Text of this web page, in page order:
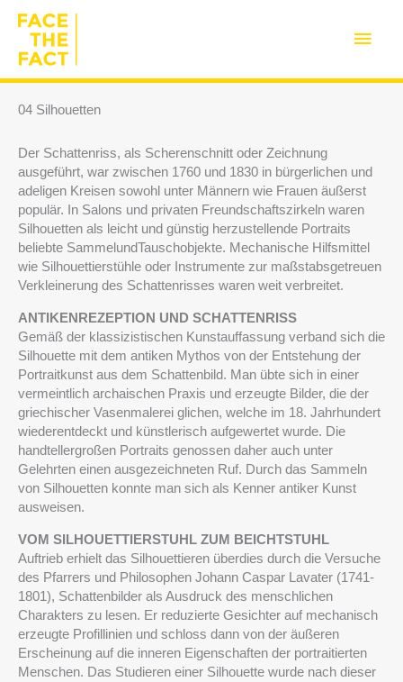
Inhalt
springen
04 Silhouetten
Der Schattenriss, als Scherenschnitt oder Zeichnung
ausgeführt, war zwischen 1760 und 1830 in bürgerlichen und
adeligen Kreisen sowohl unter Männern wie Frauen äußerst
populär. In Salons und privaten Freundschaftszirkeln waren
Silhouetten als leicht und günstig herzustellende Portraits
beliebte SammelundTauschobjekte. Mechanische Hilfsmittel
wie Silhouettierstühle oder Instrumente zur maßstabsgetreuen
Verkleinerung des Schattenrisses waren weit verbreitet.
ANTIKENREZEPTION UND SCHATTENRISS
Gemäß der klassizistischen Kunstauffassung verband sich die
Silhouette mit dem antiken Mythos von der Entstehung der
Portraitkunst aus dem Schattenbild. Man übte sich in einer
vermeintlich archaischen Praxis und erzeugte Bilder, die der
griechischer Vasenmalerei glichen, welche im 18. Jahrhundert
wiederentdeckt und künstlerisch aufgewertet wurde. Die
handtellergroßen Portraits genossen daher auch unter
Gelehrten einen ausgezeichneten Ruf. Durch das Sammeln
von Silhouetten konnte man sich als Kenner antiker Kunst
ausweisen.
VOM SILHOUETTIERSTUHL ZUM BEICHTSTUHL
Auftrieb erhielt das Silhouettieren überdies durch die Versuche
des Pfarrers und Philosophen Johann Caspar Lavater (1741-
1801), Schattenbilder als Ausdruck des menschlichen
Charakters zu lesen. Er reduzierte Gesichter auf mechanisch
erzeugte Profillinien und schloss dann von der äußeren
Erscheinung auf die inneren Eigenschaften der portraitierten
Menschen. Das Studieren einer Silhouette wurde nach dieser